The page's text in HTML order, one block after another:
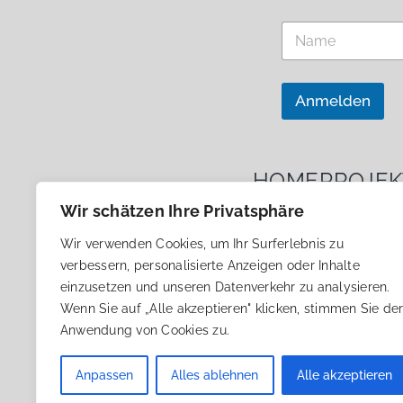
Wir schätzen Ihre Privatsphäre
Wir verwenden Cookies, um Ihr Surferlebnis zu
verbessern, personalisierte Anzeigen oder Inhalte
einzusetzen und unseren Datenverkehr zu analysieren.
Wenn Sie auf „Alle akzeptieren" klicken, stimmen Sie der
Anwendung von Cookies zu.
Anpassen Alles ablehnen Alle akzeptieren
l
E
l
N
a
m
N
m
e
Anmelden
HOME
ÜBER JANUSZ KORCZAK